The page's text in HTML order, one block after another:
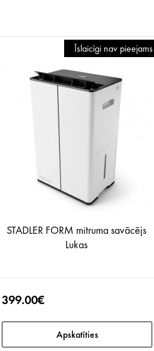
Īslaicīgi nav pieejams
STADLER FORM mitruma savācējs
Lukas
399.00€
Apskatīties